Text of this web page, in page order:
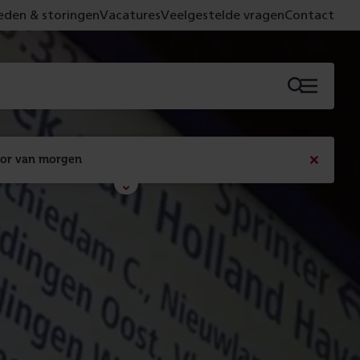
van morgen
Met de campagne 'Voor 't spoor naar morgen' laten
we zien wat er vandaag gebeurt en wat dat -
Lees meer
& storingenVacaturesVeelgestelde vragenContact
Menu